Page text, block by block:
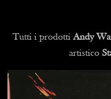
Tutti i prodottiAndy
artistico